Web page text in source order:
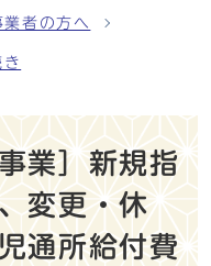
業者の方へ
業］新規指
変更・休
通所給付費